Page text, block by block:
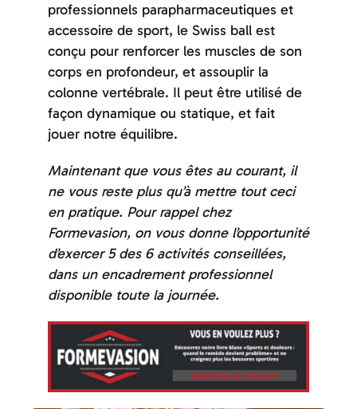
professionnels parapharmaceutiques et
accessoire de sport, le Swiss ball est
conçu pour renforcer les muscles de son
corps en profondeur, et assouplir la
colonne vertébrale. Il peut être utilisé de
façon dynamique ou statique, et fait
jouer notre équilibre.
Maintenant que vous êtes au courant, il
ne vous reste plus qu’à mettre tout ceci
en pratique. Pour rappel chez
Formevasion, on vous donne l’opportunité
d’exercer 5 des 6 activités conseillées,
dans un encadrement professionnel
disponible toute la journée.